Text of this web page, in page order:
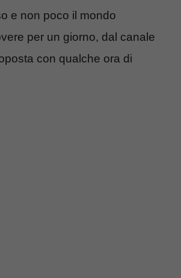
e non poco il mondo
per un giorno, dal canale
con qualche ora di